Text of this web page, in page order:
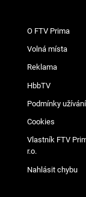
O FTV Prima
Volná místa
Reklama
HbbTV
Podmínky užívání
Cookies
Vlastník FTV
r.o.
Nahlásit chybu